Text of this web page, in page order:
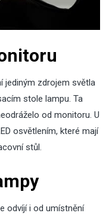
jediným zdrojem světla
stole lampu. Ta
od monitoru. U
osvětlením, které mají
stůl.
odvíjí i od umístnění